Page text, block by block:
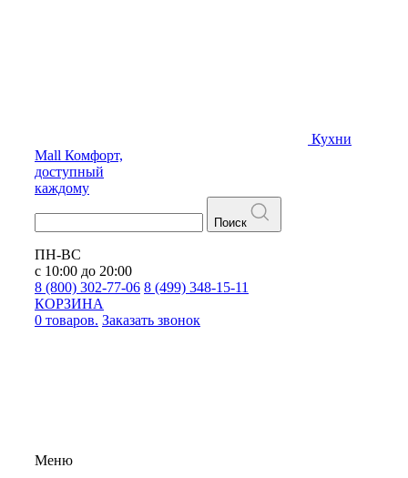
Кухни
Mall Комфорт,
доступный
каждому
Поиск
ПН-ВС
с 10:00 до 20:00
8 (800) 302-77-06 8 (499) 348-15-11
КОРЗИНА
0 товаров. Заказать звонок
Меню